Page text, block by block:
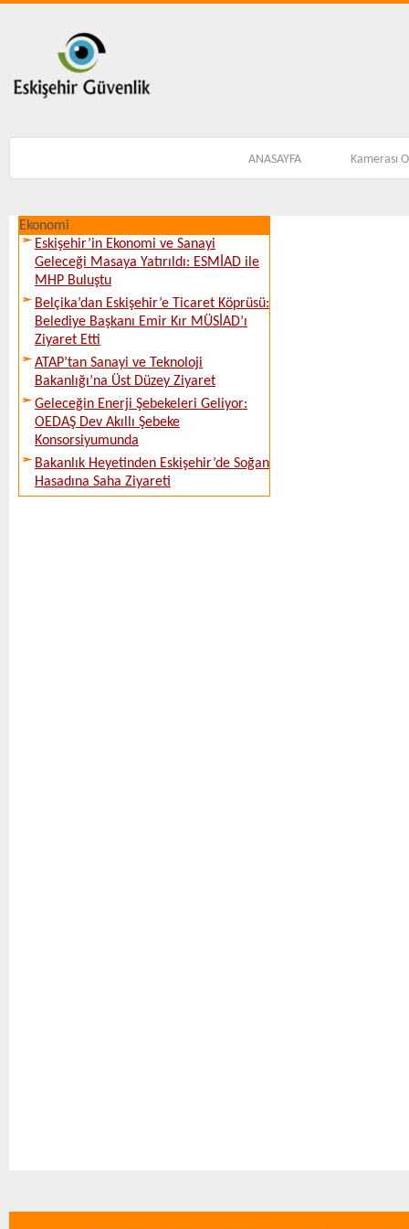
ANASAYFA Kamerası
Ekonomi
Eskişehir’in Ekonomi ve Sanayi
Geleceği Masaya Yatırıldı: ESMİAD ile
MHP Buluştu
Belçika’dan Eskişehir’e Ticaret Köprüsü:
Belediye Başkanı Emir Kır MÜSİAD’ı
Ziyaret Etti
ATAP’tan Sanayi ve Teknoloji
Bakanlığı’na Üst Düzey Ziyaret
Geleceğin Enerji Şebekeleri Geliyor:
OEDAŞ Dev Akıllı Şebeke
Konsorsiyumunda
Bakanlık Heyetinden Eskişehir’de Soğan
Hasadına Saha Ziyareti